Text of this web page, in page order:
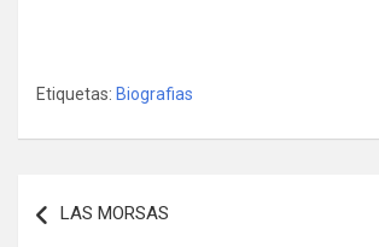
Etiquetas: Biografias
de
LAS MORSAS